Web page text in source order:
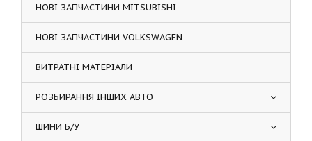
НОВІ ЗАПЧАСТИНИ MITSUBISHI
НОВІ ЗАПЧАСТИНИ VOLKSWAGEN
ВИТРАТНІ МАТЕРІАЛИ
РОЗБИРАННЯ ІНШИХ АВТО
ШИНИ Б/У